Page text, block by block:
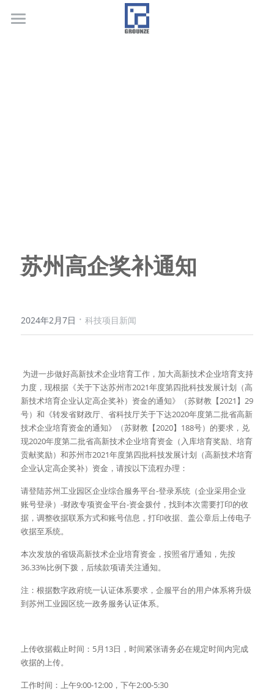
苏州高企奖补通知
2024年2月7日 · 科技项目新闻
力度，现根据《关于下达苏州市2021年度第四批科技发展计划（高
新技术培育企业认定高企奖补）资金的通知》（苏财教【2021】29
号）和《转发省财政厅、省科技厅关于下达2020年度第二批省高新
技术企业培育资金的通知》（苏财教【2020】188号）的要求，兑
现2020年度第二批省高新技术企业培育资金（入库培育奖励、培育
贡献奖励）和苏州市2021年度第四批科技发展计划（高新技术培育
企业认定高企奖补）资金，请按以下流程办理：
请登陆苏州工业园区企业综合服务平台-登录系统（企业采用企业
账号登录）-财政专项资金平台-资金拨付，找到本次需要打印的收
据，调整收据联系方式和账号信息，打印收据、盖公章后上传电子
收据至系统。
本次发放的省级高新技术企业培育资金，按照省厅通知，先按
36.33%比例下拨，后续款项请关注通知。
注：根据数字政府统一认证体系要求，企服平台的用户体系将升级
到苏州工业园区统一政务服务认证体系。
上传收据截止时间：5月13日，时间紧张请务必在规定时间内完成
收据的上传。
工作时间：上午9:00-12:00，下午2:00-5:30